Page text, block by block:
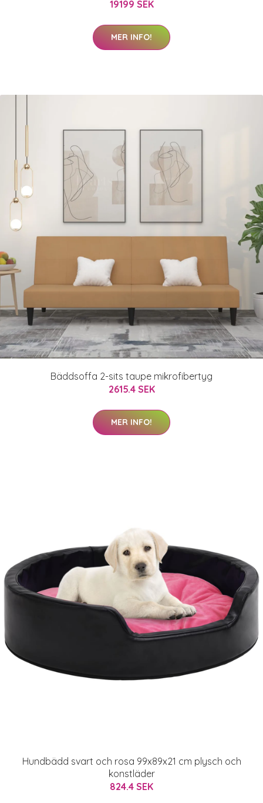
19199 SEK
MER INFO!
Bäddsoffa 2-sits taupe mikrofibertyg
2615.4 SEK
MER INFO!
Hundbädd svart och rosa 99x89x21 cm plysch och
konstläder
824.4 SEK